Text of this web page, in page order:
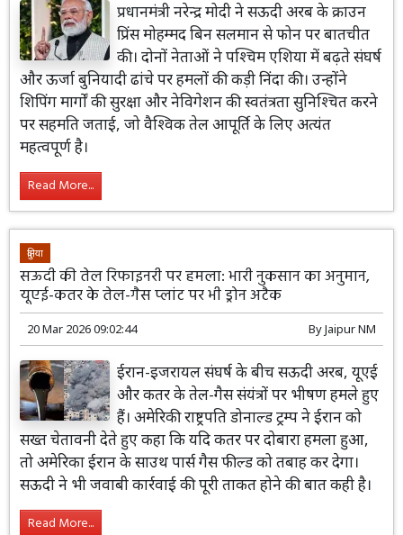
प्रधानमंत्री नरेन्द्र मोदी ने सऊदी अरब के क्राउन
प्रिंस मोहम्मद बिन सलमान से फोन पर बातचीत
की। दोनों नेताओं ने पश्चिम एशिया में बढ़ते संघर्ष
और ऊर्जा बुनियादी ढांचे पर हमलों की कड़ी निंदा की। उन्होंने
शिपिंग मार्गों की सुरक्षा और नेविगेशन की स्वतंत्रता सुनिश्चित करने
पर सहमति जताई, जो वैश्विक तेल आपूर्ति के लिए अत्यंत
महत्वपूर्ण है।
Read More...
दुनिया
सऊदी की तेल रिफाइनरी पर हमला: भारी नुकसान का अनुमान,
यूएई-कतर के तेल-गैस प्लांट पर भी ड्रोन अटैक
20 Mar 2026 09:02:44 ByJaipur NM
ईरान-इजरायल संघर्ष के बीच सऊदी अरब, यूएई
और कतर के तेल-गैस संयंत्रों पर भीषण हमले हुए
हैं। अमेरिकी राष्ट्रपति डोनाल्ड ट्रम्प ने ईरान को
सख्त चेतावनी देते हुए कहा कि यदि कतर पर दोबारा हमला हुआ,
तो अमेरिका ईरान के साउथ पार्स गैस फील्ड को तबाह कर देगा।
सऊदी ने भी जवाबी कार्रवाई की पूरी ताकत होने की बात कही है।
Read More...